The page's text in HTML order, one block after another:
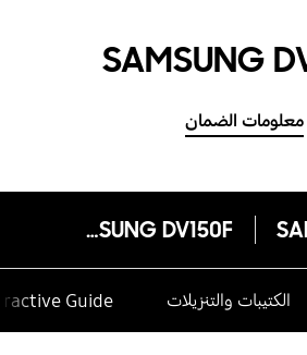
SAMSUNG
معلومات الضمان
SAMSUNG DV150F
الكتيبات والتنزيلات Guide